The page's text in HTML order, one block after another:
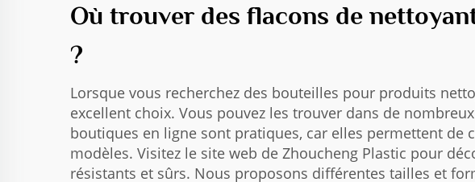
Où trouver des flacons de
?
Lorsque vous recherchez des bouteilles pour produits
excellent choix. Vous pouvez les trouver dans de
boutiques en ligne sont pratiques, car elles permettent
modèles. Visitez le site web de Zhoucheng Plastic pour
résistants et sûrs. Nous proposons différentes tailles et